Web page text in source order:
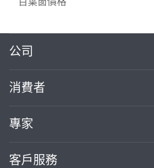
公司
消費者
專家
客戶服務